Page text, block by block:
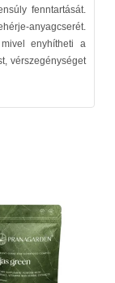
fenntartását.
anyagcserét.
enyhítheti a
vérszegénységet